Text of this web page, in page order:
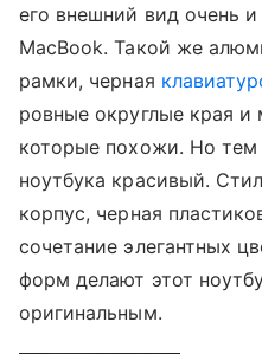
его внешний вид очень
MacBook. Такой же
рамки, черная
ровные округлые края и
которые похожи. Но тем
ноутбука красивый.
корпус, черная
сочетание элегантных
форм делают этот
оригинальным.